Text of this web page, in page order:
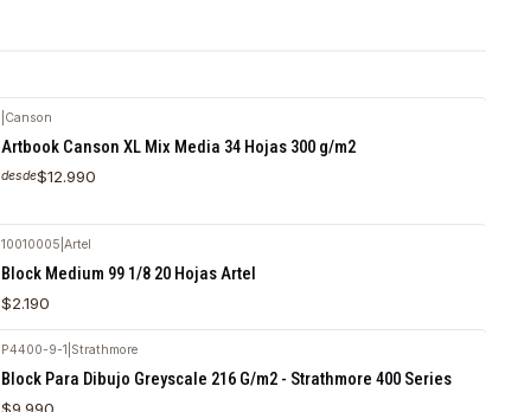
Canson
Artbook Canson XL Mix Media 34 Hojas 300 g/m2
desde$12.990
10010005 |Artel
Block Medium 99 1/8 20 Hojas Artel
$2.190
P4400-9-1 Strathmore
Block Para Dibujo Greyscale 216 G/m2 - Strathmore 400 Series